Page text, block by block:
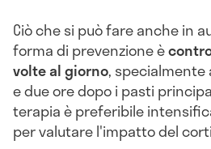
Ciò che si può fare anche in
forma di prevenzione è
volte al giorno,
e due ore dopo i pasti
terapia è preferibile
per valutare l'impatto del